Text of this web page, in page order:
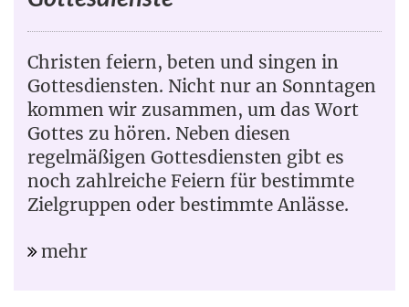
Christen feiern, beten und singen in
Gottesdiensten. Nicht nur an Sonntagen
kommen wir zusammen, um das Wort
Gottes zu hören. Neben diesen
regelmäßigen Gottesdiensten gibt es
noch zahlreiche Feiern für bestimmte
Zielgruppen oder bestimmte Anlässe.
mehr